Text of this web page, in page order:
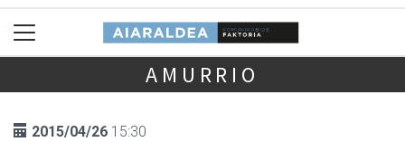
AMURRIO
2015/04/26 15:30